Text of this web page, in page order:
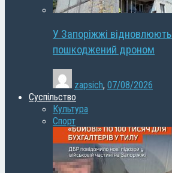
У Запоріжжі
пошкоджений дроном
zapsich, 07/08/2026
Суспільство
Культура
Спорт